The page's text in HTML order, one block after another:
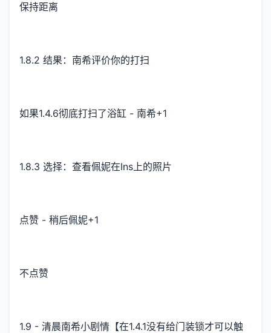
保持距离
1.8.2 结果：南希评价你的打扫
如果1.4.6彻底打扫了浴缸 - 南希+1
1.8.3 选择：查看佩妮在Ins上的照片
点赞 - 稍后佩妮+1
不点赞
1.9 - 清晨南希小剧情【在1.4.1没有给门装锁才可以触